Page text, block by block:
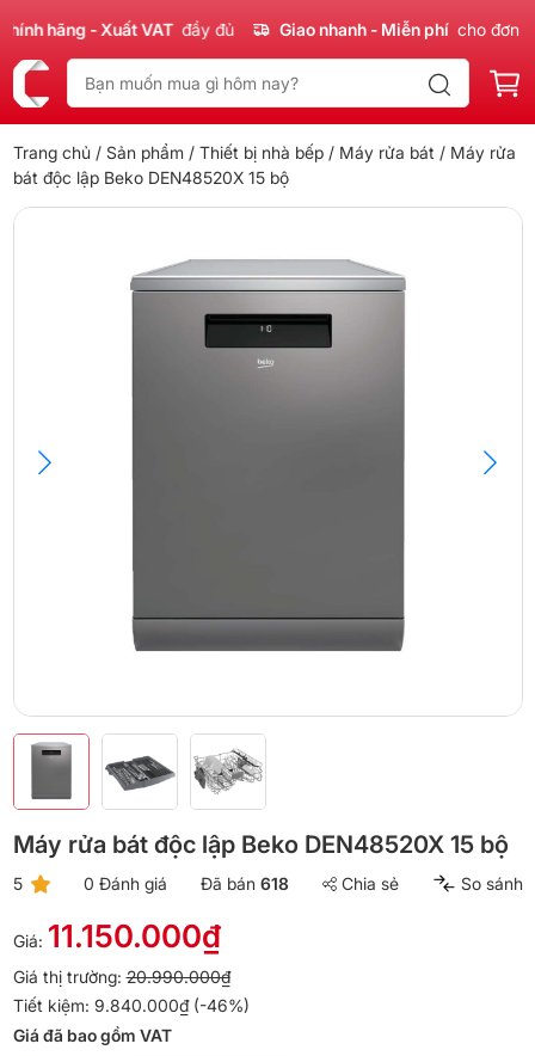
hãng - Xuất VAT đầy đủ Giao nhanh - Miễn phí cho đơn
Trang chủ / Sản phẩm / Thiết bị nhà bếp/ Máy rửa bát / Máy rửa
bát độc lập Beko DEN48520X 15 bộ
Máy rửa bát độc lập Beko DEN48520X 15 bộ
5 0 Đánh giá Đã bán 618 Chia sẻ So sánh
Giá: 11.150.000₫
Giá thị trường:20.990.000₫
Tiết kiệm: 9.840.000₫ (-46%)
Giá đã bao gồm VAT